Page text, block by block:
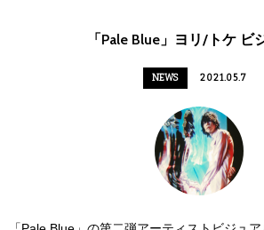
「Pale Blue」ヨリ/トケ ビ
NEWS 2021.05.7